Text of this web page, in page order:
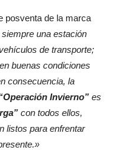
posventa de la marca
una estación
de transporte;
buenas condiciones
consecuencia, la
Invierno” es
con todos ellos,
listos para enfrentar